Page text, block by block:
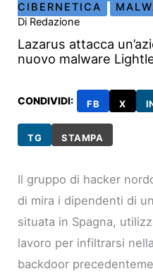
CIBERNETICA
Di Redazione
Lazarus attacca
nuovo malware
CONDIVIDI: FB X
TG STAMPA
Il gruppo di hacker
di mira i dipendenti di
situata in Spagna,
lavoro per infiltrarsi
backdoor